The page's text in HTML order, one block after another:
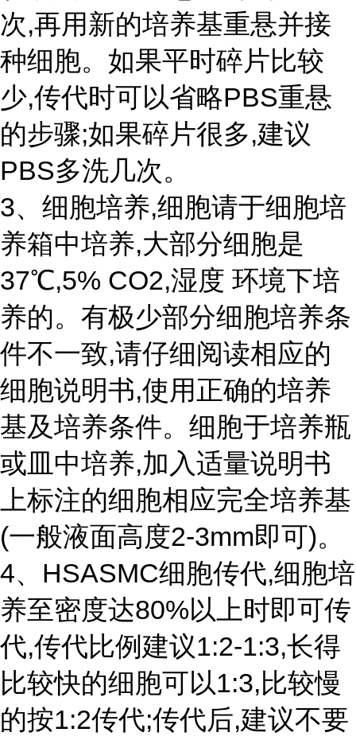
次,再用新的培养基重悬并接
种细胞。如果平时碎片比较
少,传代时可以省略PBS重悬
的步骤;如果碎片很多,建议
PBS多洗几次。
3、细胞培养,细胞请于细胞培
养箱中培养,大部分细胞是
37℃,5% CO2,湿度 环境下培
养的。有极少部分细胞培养条
件不一致,请仔细阅读相应的
细胞说明书,使用正确的培养
基及培养条件。细胞于培养瓶
或皿中培养,加入适量说明书
上标注的细胞相应完全培养基
(一般液面高度2-3mm即可)。
4、HSASMC细胞传代,细胞培
养至密度达80%以上时即可传
代,传代比例建议1:2-1:3,长得
比较快的细胞可以1:3,比较慢
的按1:2传代;传代后,建议不要